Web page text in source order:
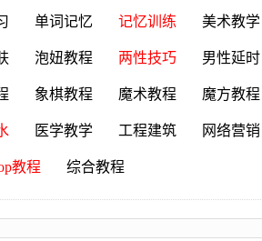
单词记忆 记忆训练 美术教学
泡妞教程 两性技巧 男性延时
象棋教程 魔术教程 魔方教程
医学教学 工程建筑 网络营销
教程 综合教程